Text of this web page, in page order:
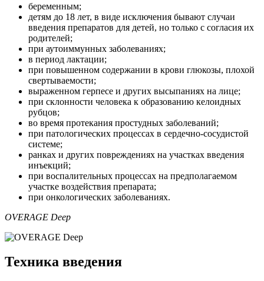
беременным;
детям до 18 лет, в виде исключения бывают случаи
введения препаратов для детей, но только с согласия их
родителей;
при аутоиммунных заболеваниях;
в период лактации;
при повышенном содержании в крови глюкозы, плохой
свертываемости;
выраженном герпесе и других высыпаниях на лице;
при склонности человека к образованию келоидных
рубцов;
во время протекания простудных заболеваний;
при патологических процессах в сердечно-сосудистой
системе;
ранках и других повреждениях на участках введения
инъекций;
при воспалительных процессах на предполагаемом
участке воздействия препарата;
при онкологических заболеваниях.
OVERAGE Deep
Техника введения